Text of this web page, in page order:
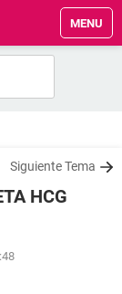
MENU
Siguiente Tema
HCG